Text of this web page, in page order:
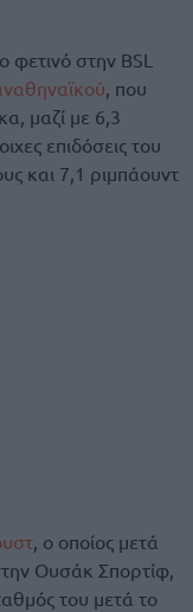
στην BSL
, που
μαζί με 6,3
επιδόσεις του
και 7,1 ριμπάουντ
, ο οποίος μετά
Ουσάκ Σπορτίφ,
του μετά το